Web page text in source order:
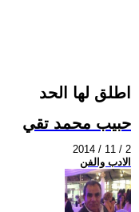
اطلق لها الحد
حبيب محمد تقي
2014 / 11 / 2
الادب والفن